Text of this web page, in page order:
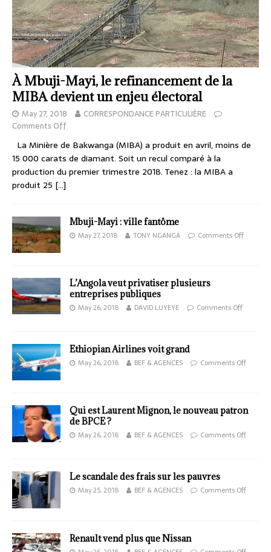
À Mbuji-Mayi, le refinancement de la
MIBA devient un enjeu électoral
May 27, 2018
CORRESPONDANCE PARTICULIÈRE
Comments Off
La Minière de Bakwanga (MIBA) a produit en avril, moins de
15 000 carats de diamant. Soit un recul comparé à la
production du premier trimestre 2018. Tenez : la MIBA a
produit 25 […]
Mbuji-Mayi : ville fantôme
May 27, 2018 TONY NGANGA Comments Off
L’Angola veut privatiser plusieurs
entreprises publiques
May 26, 2018 DAVID LUYEYE Comments Off
Ethiopian Airlines voit grand
May 26, 2018 BEF & AGENCES Comments Off
Qui est Laurent Mignon, le nouveau patron
de BPCE ?
May 26, 2018 BEF & AGENCES Comments Off
Le scandale des frais sur les pauvres
May 25, 2018 BEF & AGENCES Comments Off
Renault vend plus que Nissan